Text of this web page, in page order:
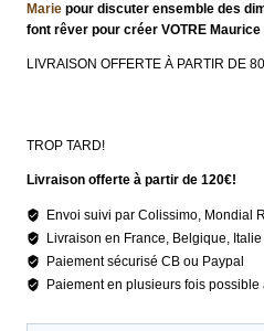
Marie pour discuter ensemble des
font rêver pour créer VOTRE
LIVRAISON OFFERTE À PARTIR DE
TROP TARD!
Livraison offerte à partir de 120€!
Envoi suivi par Colissimo, Mondial
Livraison en France, Belgique,
Paiement sécurisé CB ou Paypal
Paiement en plusieurs fois possible